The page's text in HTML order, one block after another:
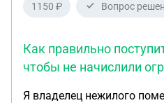
1150 ₽ Вопрос решен
Как правильно
чтобы не начислили
Я владелец нежилого